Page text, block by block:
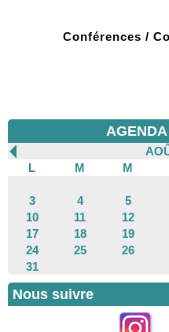
Conférences /
L
M M
3
4 5
10
11 12
17
18 19
24
25 26
31
Nous suivre